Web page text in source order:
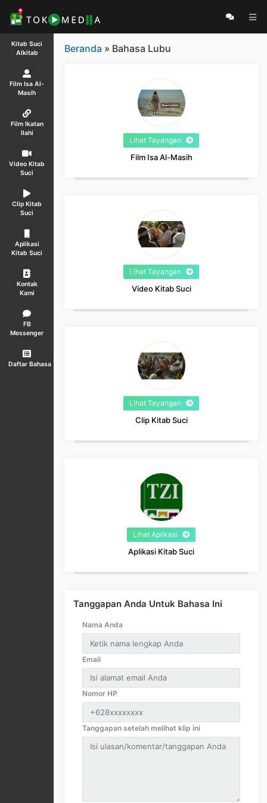
Kitab Suci
Alkitab
Film Isa Al-
Masih
Film Ikatan
Ilahi
Video Kitab
Suci
Clip Kitab
Suci
Aplikasi
Kitab Suci
Kontak
Kami
FB
Messenger
Daftar Bahasa
Beranda » Bahasa Lubu
Lihat Tayangan
Film Isa Al-Masih
Lihat Tayangan
Video Kitab Suci
Lihat Tayangan
Clip Kitab Suci
Lihat Aplikasi
Aplikasi Kitab Suci
Tanggapan Anda Untuk Bahasa Ini
Nama Anda
Email
Nomor HP
Tanggapan setelah melihat klip ini